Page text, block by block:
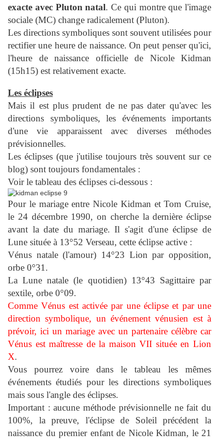
exacte avec Pluton natal. Ce qui montre que l'image
sociale (MC) change radicalement (Pluton).
Les directions symboliques sont souvent utilisées pour
rectifier une heure de naissance. On peut penser qu'ici,
l'heure de naissance officielle de Nicole Kidman
(15h15) est relativement exacte.
Les éclipses
Mais il est plus prudent de ne pas dater qu'avec les
directions symboliques, les événements importants
d'une vie apparaissent avec diverses méthodes
prévisionnelles.
Les éclipses (que j'utilise toujours très souvent sur ce
blog) sont toujours fondamentales :
Voir le tableau des éclipses ci-dessous :
Pour le mariage entre Nicole Kidman et Tom Cruise,
le 24 décembre 1990, on cherche la dernière éclipse
avant la date du mariage. Il s'agit d'une éclipse de
Lune située à 13°52 Verseau, cette éclipse active :
Vénus natale (l'amour) 14°23 Lion par opposition,
orbe 0°31.
La Lune natale (le quotidien) 13°43 Sagittaire par
sextile, orbe 0°09.
Comme Vénus est activée par une éclipse et par une
direction symbolique, un événement vénusien est à
prévoir, ici un mariage avec un partenaire célèbre car
Vénus est maîtresse de la maison VII située en Lion
X.
Vous pourrez voire dans le tableau les mêmes
événements étudiés pour les directions symboliques
mais sous l'angle des éclipses.
Important : aucune méthode prévisionnelle ne fait du
100%, la preuve, l'éclipse de Soleil précédent la
naissance du premier enfant de Nicole Kidman, le 21